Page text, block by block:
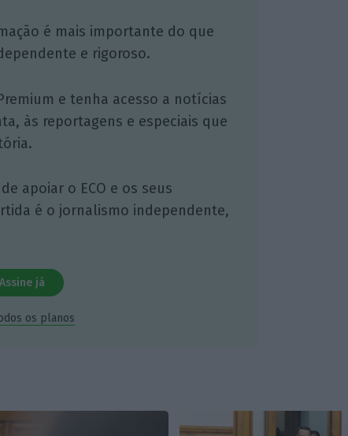
é mais importante do que
e rigoroso.
e tenha acesso a notícias
às reportagens e especiais que
apoiar o ECO e os seus
é o jornalismo independente,
Assine já
os planos